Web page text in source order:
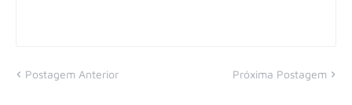
Postagem Anterior Próxima Postagem